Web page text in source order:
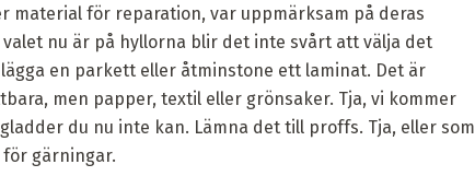
material för reparation, var uppmärksam på deras
nu är på hyllorna blir det inte svårt att välja det
en parkett eller åtminstone ett laminat. Det är
men papper, textil eller grönsaker. Tja, vi kommer
du nu inte kan. Lämna det till proffs. Tja, eller som
för gärningar.